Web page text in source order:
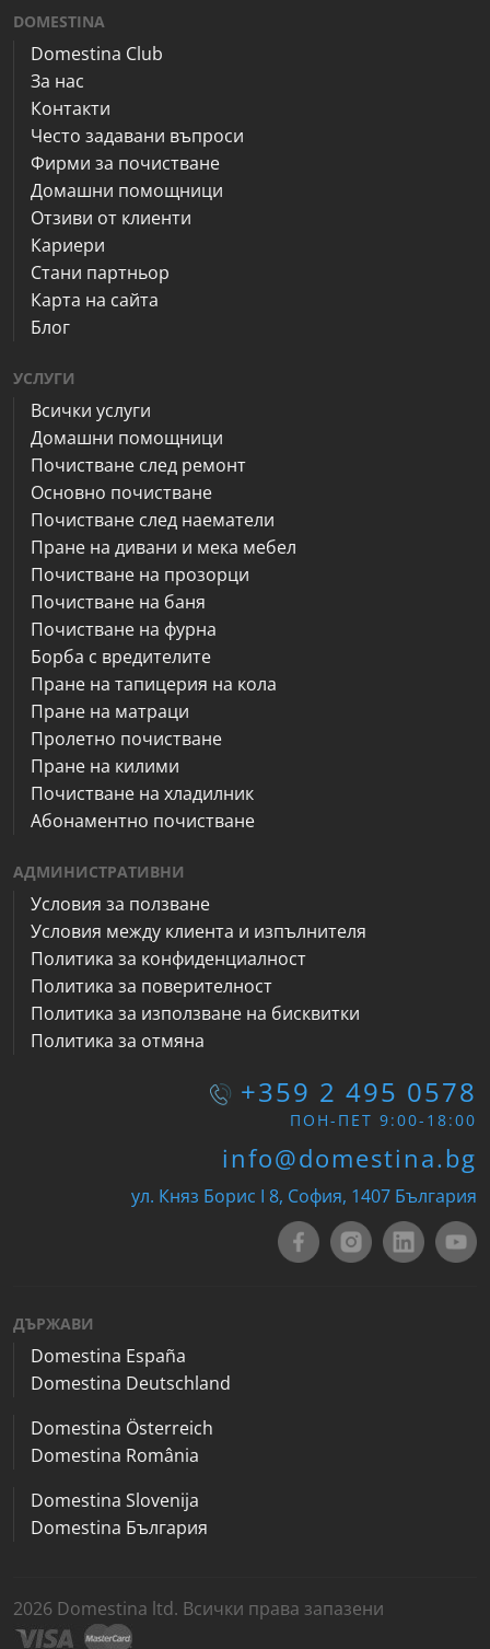
DOMESTINA
Domestina Club
За нас
Контакти
Често задавани въпроси
Фирми за почистване
Домашни помощници
Отзиви от клиенти
Кариери
Стани партньор
Карта на сайта
Блог
УСЛУГИ
Всички услуги
Домашни помощници
Почистване след ремонт
Основно почистване
Почистване след наематели
Пране на дивани и мека мебел
Почистване на прозорци
Почистване на баня
Почистване на фурна
Борба с вредителите
Пране на тапицерия на кола
Пране на матраци
Пролетно почистване
Пране на килими
Почистване на хладилник
Абонаментно почистване
АДМИНИСТРАТИВНИ
Условия за ползване
Условия между клиента и изпълнителя
Политика за конфиденциалност
Политика за поверителност
Политика за използване на бисквитки
Политика за отмяна
+359 2 495 0578
ПОН-ПЕТ 9:00-18:00
info@domestina.bg
ул. Княз Борис I 8, София, 1407 България
ДЪРЖАВИ
Domestina España
Domestina Deutschland
Domestina Österreich
Domestina România
Domestina Slovenija
Domestina България
2026 Domestina ltd. Всички права запазени